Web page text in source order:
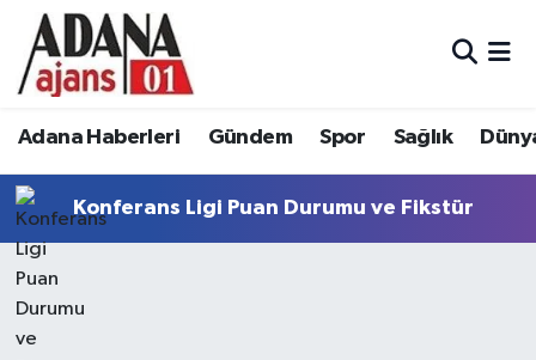
Adana Haberleri Gündem Spor Sağlık
Konferans Ligi Puan Durumu ve Fikstür
Adana Haberleri
Spor
Adana Nöbetçi Eczaneler
Adana Namaz Vakitleri